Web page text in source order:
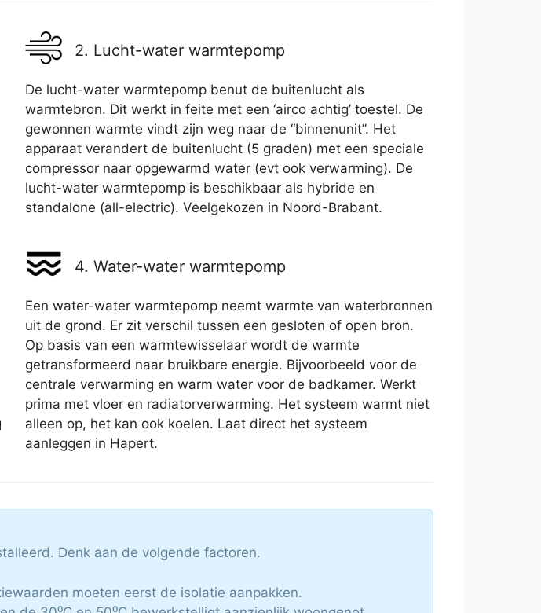
2. Lucht-water warmtepomp
De lucht-water warmtepomp benut de buitenlucht als
warmtebron. Dit werkt in feite met een ‘airco achtig’ toestel. De
gewonnen warmte vindt zijn weg naar de “binnenunit”. Het
apparaat verandert de buitenlucht (5 graden) met een speciale
compressor naar opgewarmd water (evt ook verwarming). De
lucht-water warmtepomp is beschikbaar als hybride en
standalone (all-electric). Veelgekozen in Noord-Brabant.
4. Water-water warmtepomp
Een water-water warmtepomp neemt warmte van waterbronnen
uit de grond. Er zit verschil tussen een gesloten of open bron.
Op basis van een warmtewisselaar wordt de warmte
getransformeerd naar bruikbare energie. Bijvoorbeeld voor de
centrale verwarming en warm water voor de badkamer. Werkt
prima met vloer en radiatorverwarming. Het systeem warmt niet
alleen op, het kan ook koelen. Laat direct het systeem
aanleggen in Hapert.
Denk aan de volgende factoren.
moeten eerst de isolatie aanpakken.